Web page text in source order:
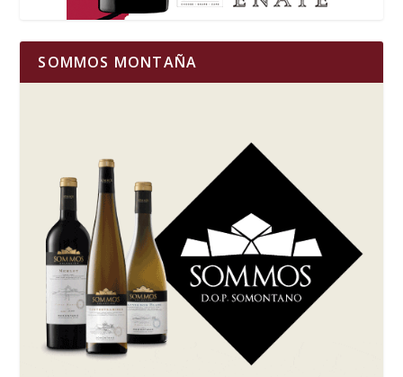
SOMMOS MONTAÑA